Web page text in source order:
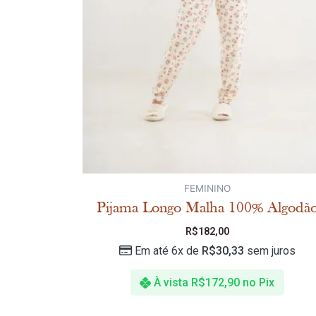
FEMININO
Pijama Longo Malha 100%
R$182,00
À vista R$172,90 no Pix
Em até 6x de R$30,33 sem juros